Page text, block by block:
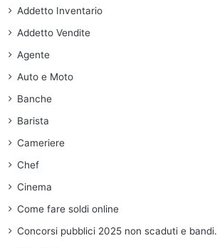
Addetto Inventario
Addetto Vendite
Agente
Auto e Moto
Banche
Barista
Cameriere
Chef
Cinema
Come fare soldi online
Concorsi pubblici 2025 non scaduti e bandi.